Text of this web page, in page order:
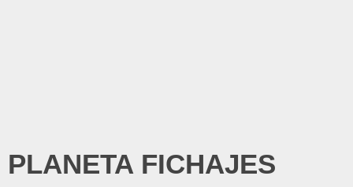
PLANETA FICHAJES